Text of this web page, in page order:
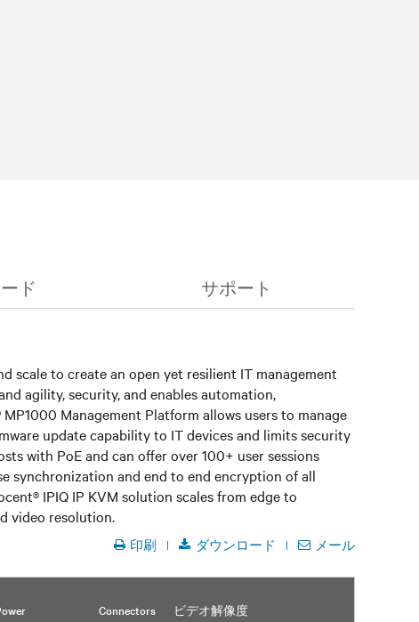
ド サポート
scale to create an open yet resilient IT management
agility, security, and enables automation,
Management Platform allows users to manage
update capability to IT devices and limits security
with PoE and can offer over 100+ user sessions
synchronization and end to end encryption of all
IPIQ IP KVM solution scales from edge to
video resolution.
印刷 ダウンロード メール
Connectors ビデオ解像度